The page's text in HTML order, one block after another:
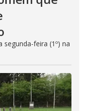
feira (1º) na